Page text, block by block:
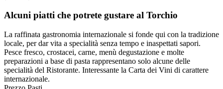
Alcuni piatti che potrete gustare al Torchio
La raffinata gastronomia internazionale si fonde qui con la tradizione
locale, per dar vita a specialità senza tempo e inaspettati sapori.
Pesce fresco, crostacei, carne, menù degustazione e molte
preparazioni a base di pasta rappresentano solo alcune delle
specialità del Ristorante. Interessante la Carta dei Vini di carattere
internazionale.